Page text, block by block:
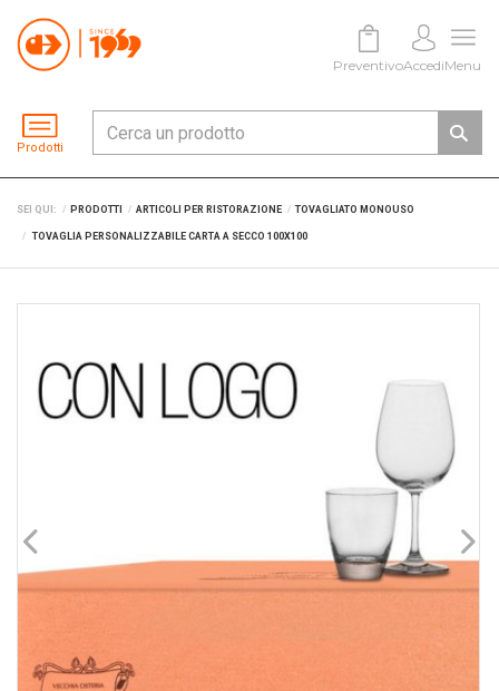
Prodotti
PreventivoAccediMenu
SEI QUI: PRODOTTI ARTICOLI PER RISTORAZIONE TOVAGLIATO MONOUSO
TOVAGLIA PERSONALIZZABILE CARTA A SECCO 100X100